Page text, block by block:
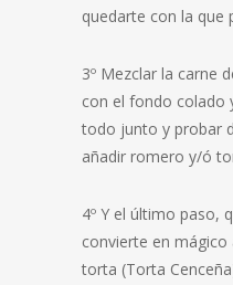
quedarte con la que
3º Mezclar la carne
con el fondo colado
todo junto y probar
añadir romero y/ó
4º Y el último paso,
convierte en mágico
torta (Torta